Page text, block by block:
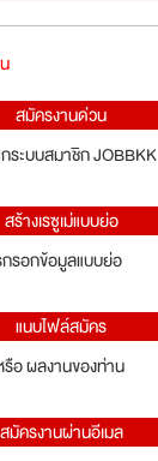
สมัครงานด่วน
ระบบสมาชิก JOBBKK
สร้างเรซูเม่แบบย่อ
กรอกข้อมูลแบบย่อ
แนบไฟล์สมัคร
อ ผลงานของท่าน
สมัครงานผ่านอีเมล